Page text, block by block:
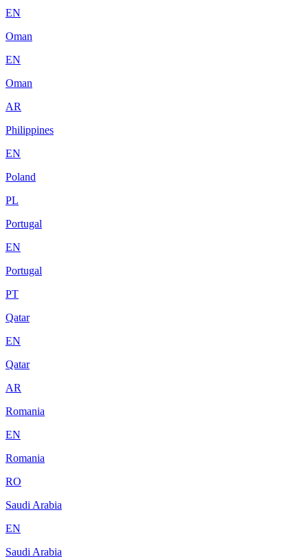
EN
Oman
EN
Oman
AR
Philippines
EN
Poland
PL
Portugal
EN
Portugal
PT
Qatar
EN
Qatar
AR
Romania
EN
Romania
RO
Saudi Arabia
EN
Saudi Arabia